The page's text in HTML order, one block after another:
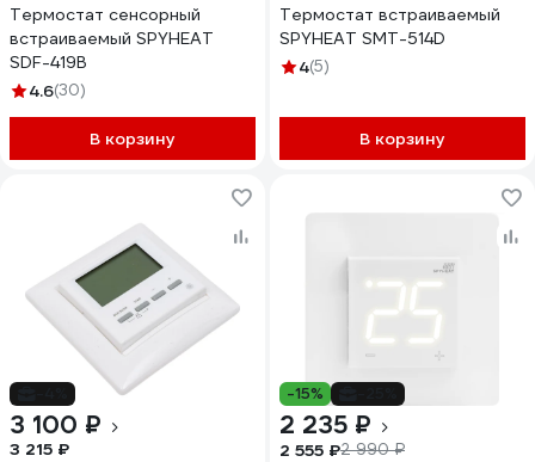
Термостат сенсорный
встраиваемый SPYHEAT
SDF-419B
4.6(30)
В корзину
Термостат встраиваемый
SPYHEAT SMT-514D
4(5)
В корзину
3 100 ₽
3 215 ₽
-15%
2 235 ₽
2 555 ₽2 990 ₽